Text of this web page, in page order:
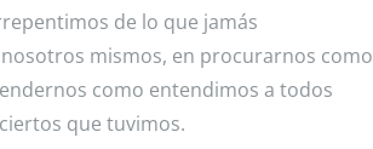
de lo que jamás
mismos, en procurarnos como
como entendimos a todos
que tuvimos.